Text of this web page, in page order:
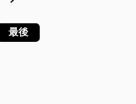
最後